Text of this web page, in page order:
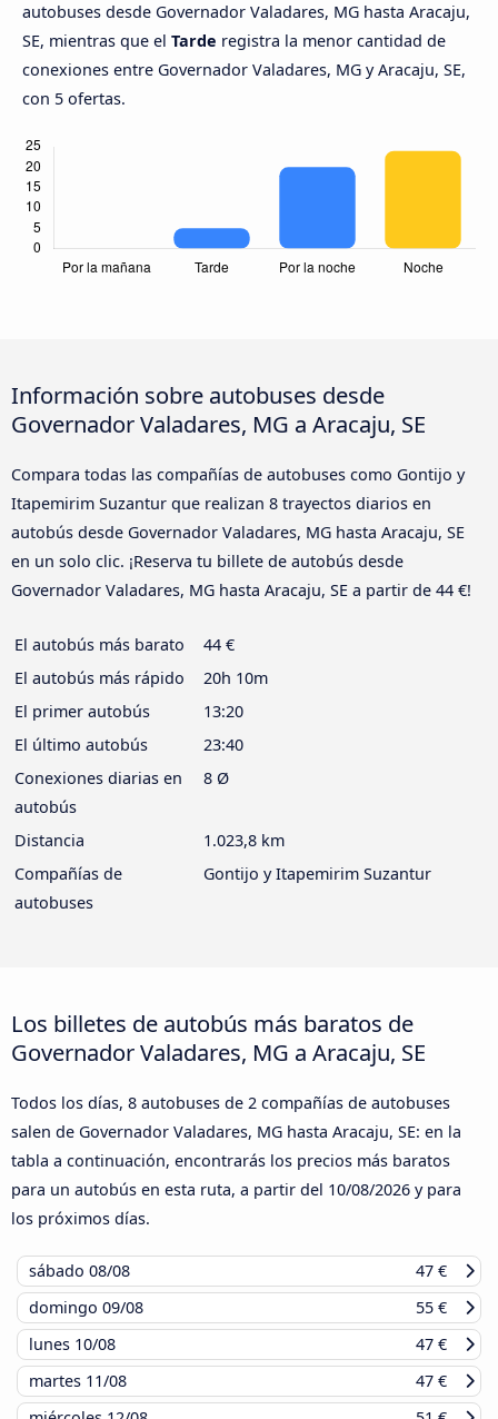
autobuses desde Governador Valadares, MG hasta Aracaju,
SE, mientras que el Tarde registra la menor cantidad de
conexiones entre Governador Valadares, MG y Aracaju, SE,
con 5 ofertas.
Información sobre autobuses desde
Governador Valadares, MG a Aracaju, SE
Compara todas las compañías de autobuses como Gontijo y
Itapemirim Suzantur que realizan 8 trayectos diarios en
autobús desde Governador Valadares, MG hasta Aracaju, SE
en un solo clic. ¡Reserva tu billete de autobús desde
Governador Valadares, MG hasta Aracaju, SE a partir de 44 €!
El autobús más barato
44 €
El autobús más rápido
20h 10m
El primer autobús
13:20
El último autobús
23:40
Conexiones diarias en
autobús
8 Ø
Distancia
1.023,8 km
Compañías de
autobuses
Gontijo y Itapemirim Suzantur
Los billetes de autobús más baratos de
Governador Valadares, MG a Aracaju, SE
Todos los días, 8 autobuses de 2 compañías de autobuses
salen de Governador Valadares, MG hasta Aracaju, SE: en la
tabla a continuación, encontrarás los precios más baratos
para un autobús en esta ruta, a partir del 10/08/2026 y para
los próximos días.
sábado 08/08
47 €
domingo 09/08
55 €
lunes 10/08
47 €
martes 11/08
47 €